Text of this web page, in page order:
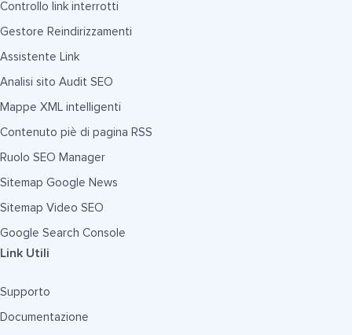
Controllo link interrotti
Gestore Reindirizzamenti
Assistente Link
Analisi sito Audit SEO
Mappe XML intelligenti
Contenuto piè di pagina RSS
Ruolo SEO Manager
Sitemap Google News
Sitemap Video SEO
Google Search Console
Link Utili
Supporto
Documentazione